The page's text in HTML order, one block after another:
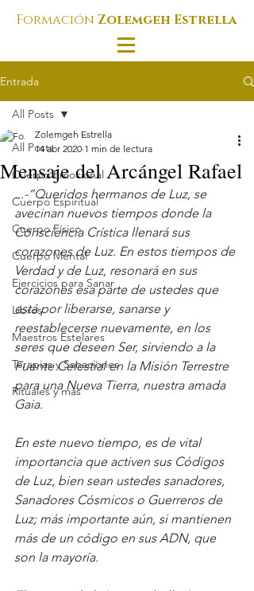
Formación Zolemgeh Estrella
Entrada
All Posts
Cuerpo Emocional
Cuerpo Espiritual
Cuerpo Físico
Cuerpo Mental
Ejercicios para Sanar
Libros
Maestros Estelares
Terapias y Sanaciones
Rituales y más
All Posts
Mensaje del Arcángel Rafael
Zolemgeh Estrella
14 abr 2020 1 min de lectura
...-“Queridos hermanos de Luz, se
avecinan nuevos tiempos donde la
Consciencia Crística llenará sus
corazones de Luz. En estos tiempos de
Verdad y de Luz, resonará en sus
corazones esa parte de ustedes que
está por liberarse, sanarse y
reestablecerse nuevamente, en los
seres que deseen Ser, sirviendo a la
Fuente Celestial en la Misión Terrestre
para una Nueva Tierra, nuestra amada
Gaia.
En este nuevo tiempo, es de vital
importancia que activen sus Códigos
de Luz, bien sean ustedes sanadores,
Sanadores Cósmicos o Guerreros de
Luz; más importante aún, si mantienen
más de un código en sus ADN, que
son la mayoría.